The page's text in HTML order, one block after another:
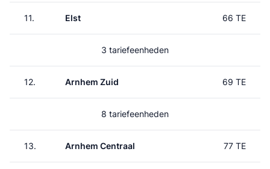
11. Elst 66 TE
3 tariefeenheden
12. Arnhem Zuid 69 TE
8 tariefeenheden
13. Arnhem Centraal 77 TE